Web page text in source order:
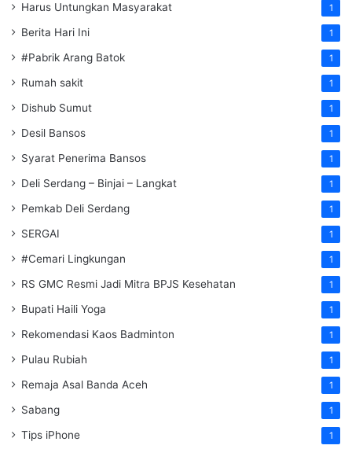
Harus Untungkan Masyarakat 1
Berita Hari Ini 1
#Pabrik Arang Batok 1
Rumah sakit 1
Dishub Sumut 1
Desil Bansos 1
Syarat Penerima Bansos 1
Deli Serdang – Binjai – Langkat 1
Pemkab Deli Serdang 1
SERGAI 1
#Cemari Lingkungan 1
RS GMC Resmi Jadi Mitra BPJS Kesehatan 1
Bupati Haili Yoga 1
Rekomendasi Kaos Badminton 1
Pulau Rubiah 1
Remaja Asal Banda Aceh 1
Sabang 1
Tips iPhone 1